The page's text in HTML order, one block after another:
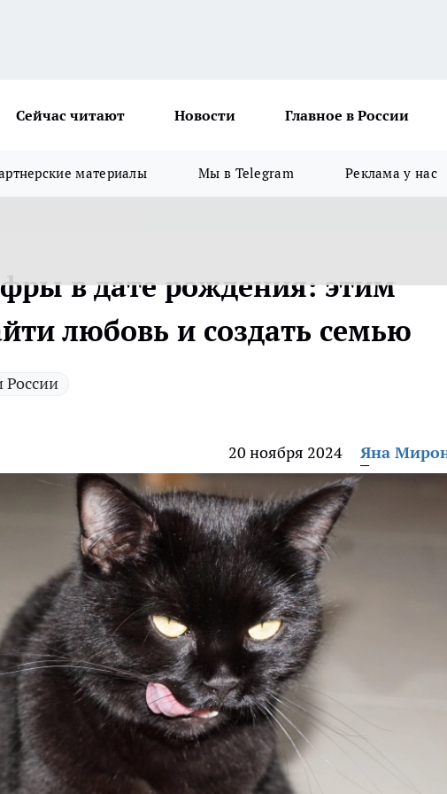
Сейчас читают Новости Главное в России
материалы Мы в Telegram Реклама у нас
в дате рождения: этим
любовь и создать семью
России
20 ноября 2024 Яна